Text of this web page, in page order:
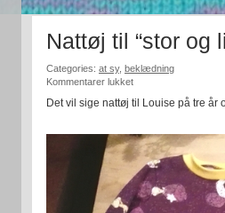
Nattøj til “stor og
Categories: at sy, beklædning
Kommentarer lukkettil
til
og
lille”
Det vil sige nattøj til Louise på tre år